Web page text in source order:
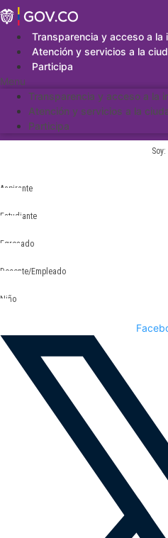
Saltar
al
contenidoTransparencia y acceso a la
Atención y servicios a la
Participa
Menu
Transparencia y acceso a la
Atención y servicios a la
Participa
Soy:
Aspirante
Estudiante
Egresado
Docente/Empleado
Niño